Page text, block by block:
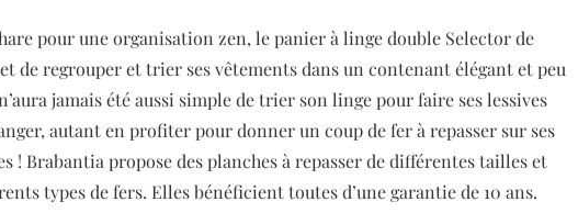
pour une organisation zen, le panier à linge double Selector de
de regrouper et trier ses vêtements dans un contenant élégant et peu
jamais été aussi simple de trier son linge pour faire ses lessives
autant en profiter pour donner un coup de fer à repasser sur ses
! Brabantia propose des planches à repasser de différentes tailles et
types de fers. Elles bénéficient toutes d’une garantie de 10 ans.